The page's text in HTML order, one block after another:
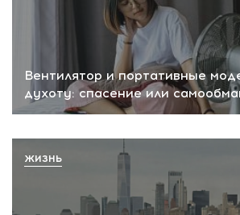
Вентилятор и портативные
духоту: спасение или
ЖИЗНЬ